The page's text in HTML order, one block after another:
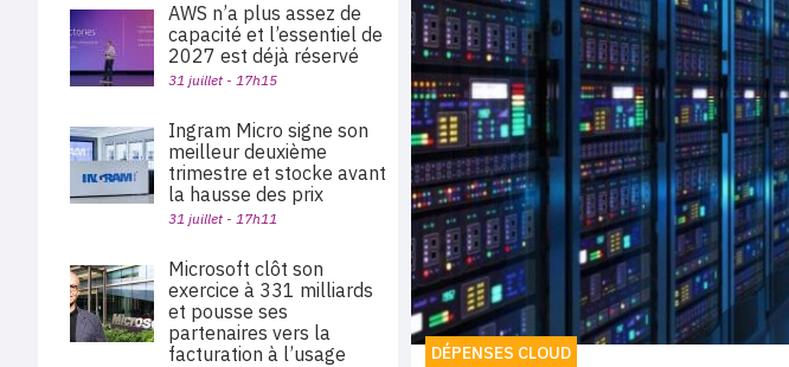
DÉPENSES CLOUD
AWS n’a plus assez de
capacité et l’essentiel de
2027 est déjà réservé
31 juillet - 17h15
Ingram Micro signe son
meilleur deuxième
trimestre et stocke avant
la hausse des prix
31 juillet - 17h11
Microsoft clôt son
exercice à 331 milliards
et pousse ses
partenaires vers la
facturation à l’usage